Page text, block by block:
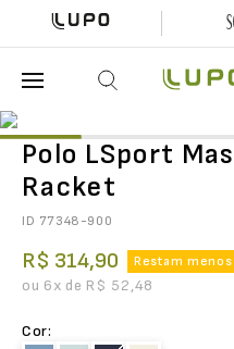
Polo LSport
Racket
ID 77348-900
R$ 314,90 Restam
ou 6x de R$ 52,48
Cor: